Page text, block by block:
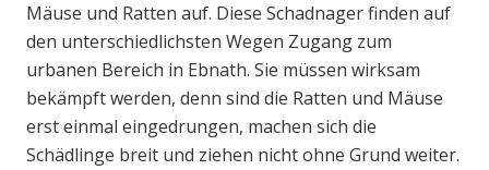
Mäuse und Ratten auf. Diese Schadnager finden auf
den unterschiedlichsten Wegen Zugang zum
urbanen Bereich in Ebnath. Sie müssen wirksam
bekämpft werden, denn sind die Ratten und Mäuse
erst einmal eingedrungen, machen sich die
Schädlinge breit und ziehen nicht ohne Grund weiter.